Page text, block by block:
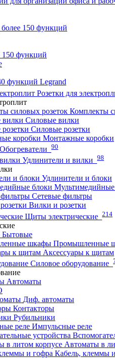
150 функций
150 функций
функций Legrand
Розетки для
Комплекты
Силовые вилки
Силовые розетки
Монтажные коробки
Обогреватели 90
Удлинители и вилки 98
Удлинители и блоки
Сетевые фильтры
Вилки и розетки
Щиты электрические 214
Бытовые
Промышленные
Аксессуары к щитам
Силовое оборудование
Автоматы
Диф. автоматы
Контакторы
Рубильники
Импульсные реле
Автоматы в
Кабель, клеммы